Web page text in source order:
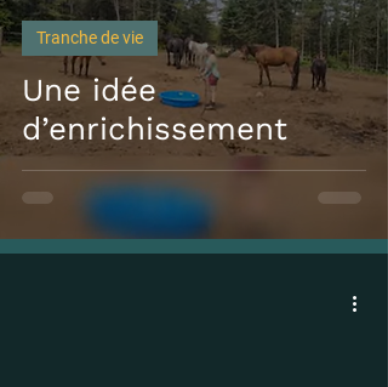
Une idée
d’enrichissement
Tranche de vie